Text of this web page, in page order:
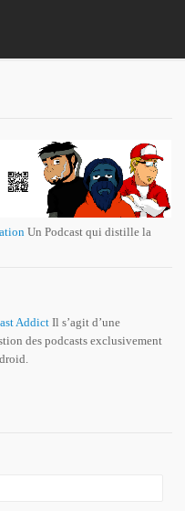
Un Podcast qui distille la
AddictIl s’agit d’une
des podcasts exclusivement